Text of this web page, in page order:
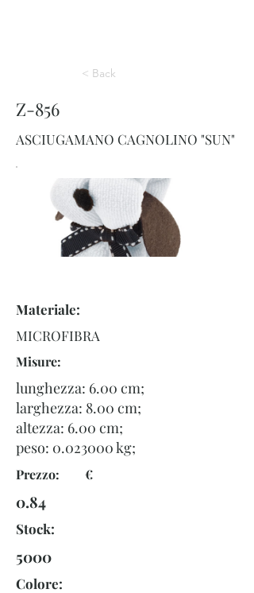
< Back
Z-856
ASCIUGAMANO CAGNOLINO "SUN"
Materiale:
MICROFIBRA
Misure:
lunghezza: 6.00 cm;
larghezza: 8.00 cm;
altezza: 6.00 cm;
peso: 0.023000kg;
Prezzo: €
0.84
Stock:
5000
Colore: